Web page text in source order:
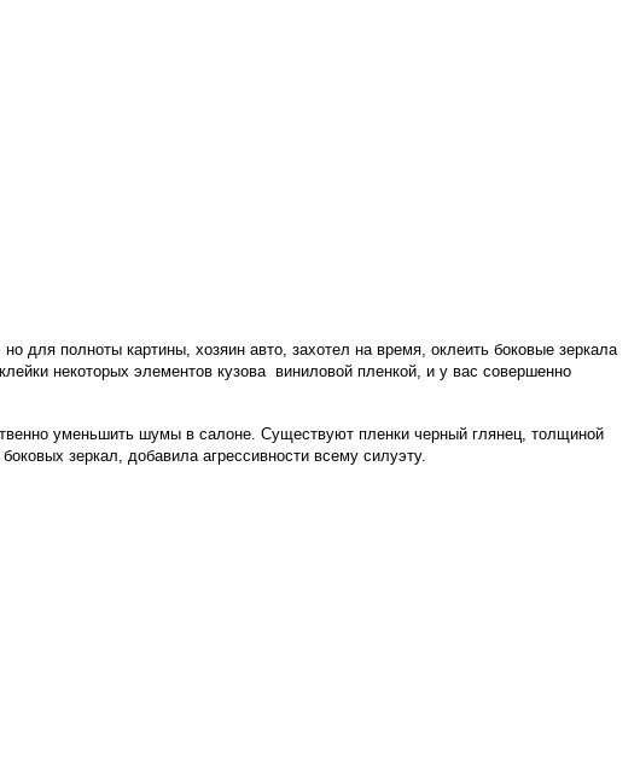
для полноты картины, хозяин авто, захотел на время, оклеить боковые зеркала
некоторых элементов кузова виниловой пленкой, и у вас совершенно
уменьшить шумы в салоне. Существуют пленки черный глянец, толщиной
зеркал, добавила агрессивности всему силуэту.